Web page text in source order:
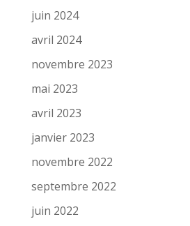
juin 2024
avril 2024
novembre 2023
mai 2023
avril 2023
janvier 2023
novembre 2022
septembre 2022
juin 2022